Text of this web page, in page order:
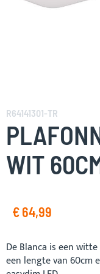
naar
het
begin
van
de
afbeeldingen-
R64141301-TR
WIT
€ 64,99
De Blanca is een
een lengte van 60cm